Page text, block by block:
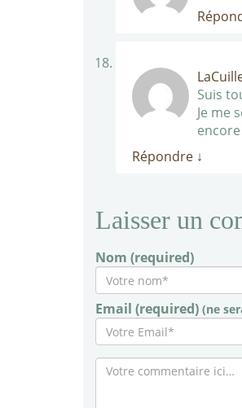
Suis
Je me
Répondre ↓
Laisser un
Nom (required)
Email (required) (ne